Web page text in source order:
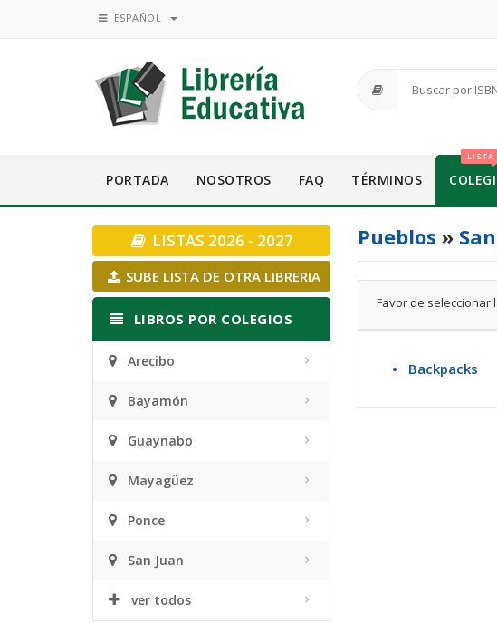
ESPAÑOL
PORTADA NOSOTROS FAQ TÉRMINOS
LISTA
LISTAS 2026 - 2027
SUBE LISTA DE OTRA LIBRERIA
LIBROS POR COLEGIOS
Arecibo
Bayamón
Guaynabo
Mayagüez
Ponce
San Juan
ver todos
Pueblos »
Favor de seleccionar
• Backpacks